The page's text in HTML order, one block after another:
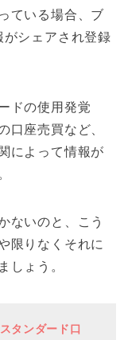
ている場合、ブ
シェアされ登録
ドの使用発覚
口座売買など、
によって情報が
ないのと、こう
限りなくそれに
しょう。
スタンダード口